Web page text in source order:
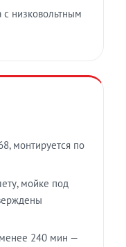
с низковольтным
монтируется по
мойке под
240 мин —